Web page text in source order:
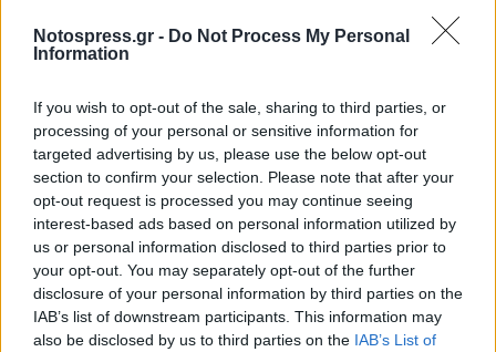
Notospress.gr - Do Not Process My Personal
Information
If you wish to opt-out of the sale, sharing to third parties, or
processing of your personal or sensitive information for
targeted advertising by us, please use the below opt-out
section to confirm your selection. Please note that after your
opt-out request is processed you may continue seeing
interest-based ads based on personal information utilized by
us or personal information disclosed to third parties prior to
your opt-out. You may separately opt-out of the further
disclosure of your personal information by third parties on the
IAB’s list of downstream participants. This information may
also be disclosed by us to third parties on the IAB’s List of
Περιφερειακή Τηλεόραση «Μεσόγειος» και
μεταδίδεται κάθε Τετάρτη ώρα 19:00 και κάθε
Παρασκευή 20:00. Μπορείτε να την
παρακολουθείτε και στο webtv του notospress.gr